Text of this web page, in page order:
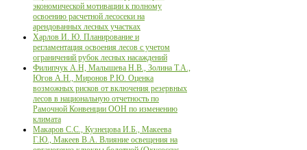
экономической мотивации к полному
освоению расчетной лесосеки на
арендованных лесных участках
Харлов И. Ю. Планирование и
регламентация освоения лесов с учетом
ограничений рубок лесных насаждений
Филипчук А.Н, Малышева Н.В., Золина Т.А.,
Югов А.Н., Миронов Р.Ю. Оценка
возможных рисков от включения резервных
лесов в национальную отчетность по
Рамочной Конвенции ООН по изменению
климата
Макаров С.С., Кузнецова И.Б., Макеева
Г.Ю., Макеев В.А. Влияние освещения на